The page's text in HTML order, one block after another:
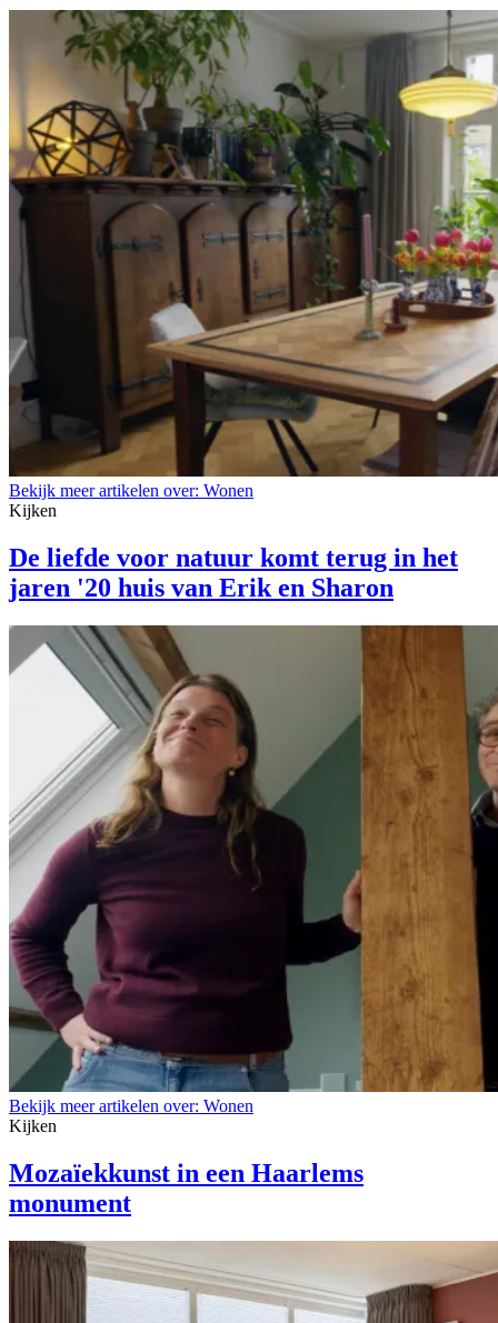
Bekijk meer artikelen over: Wonen
Kijken
De liefde voor natuur komt terug in het
jaren '20 huis van Erik en Sharon
Bekijk meer artikelen over: Wonen
Kijken
Mozaïekkunst in een Haarlems
monument